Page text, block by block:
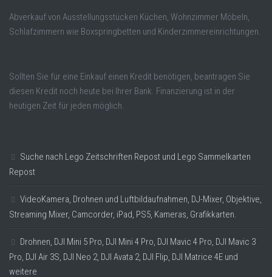
Abverkauf von Ausstellungsstücken Küchen, Wohnzimmer Möbeln,
Schlafzimmern wie Boxspringbetten und Kinderzimmereinrichtungen.
Sollten Sie für eine Einkauf einen Kredit benötigen, beantragen Sie
diesen Kredit noch heute bei Ihrer Bank. Finanzierung ist in der
heutigen Zeit für jeden möglich.
Suche nach Lego Zeitschriften Repost und Lego Sammelkarten
Repost
VideoKamera, Drohnen und Luftbildaufnahmen, DJ-Mixer, Objektive,
Streaming Mixer, Camcorder, iPad, PS5, Kameras, Grafikkarten.
Drohnen, DJI Mini 5 Pro, DJI Mini 4 Pro, DJI Mavic 4 Pro, DJI Mavic 3
Pro, DJI Air 3S, DJI Neo 2, DJI Avata 2, DJI Flip, DJI Matrice 4E und
weitere